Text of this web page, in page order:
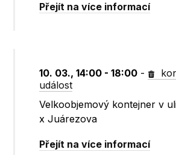
Přejít na více informací
10. 03., 14:00 - 18:00 -
událost
Velkoobjemový kontejner v
x Juárezova
Přejít na více informací